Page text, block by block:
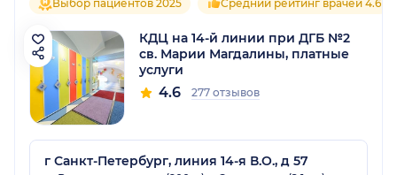
Выбор пациентов 2025 Средний рейтинг врачей 4.6
КДЦ на 14-й линии при ДГБ №2
св. Марии Магдалины, платные
услуги
4.6 277 отзывов
г Санкт-Петербург, линия 14-я В.О., д 57